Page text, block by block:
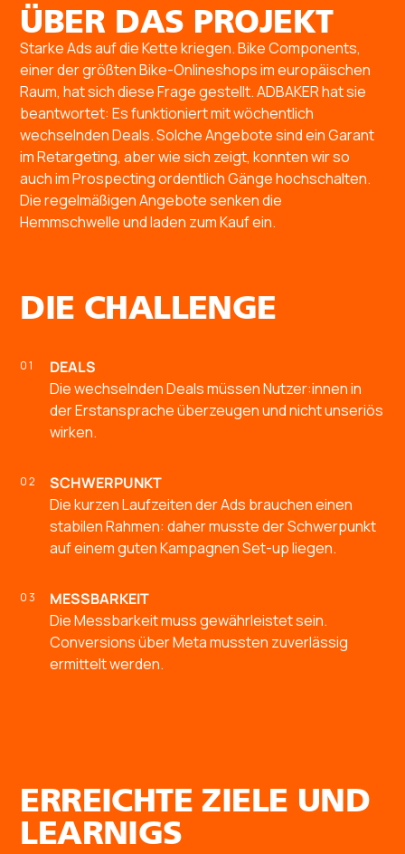
ÜBER DAS PROJEKT
Starke Ads auf die Kette kriegen. Bike Components,
einer der größten Bike-Onlineshops im europäischen
Raum, hat sich diese Frage gestellt. ADBAKER hat sie
beantwortet: Es funktioniert mit wöchentlich
wechselnden Deals. Solche Angebote sind ein Garant
im Retargeting, aber wie sich zeigt, konnten wir so
auch im Prospecting ordentlich Gänge hochschalten.
Die regelmäßigen Angebote senken die
Hemmschwelle und laden zum Kauf ein. ‍
DIE CHALLENGE
DEALS
Die wechselnden Deals müssen Nutzer:innen in
der Erstansprache überzeugen und nicht unseriös
wirken.
SCHWERPUNKT
Die kurzen Laufzeiten der Ads brauchen einen
stabilen Rahmen: daher musste der Schwerpunkt
auf einem guten Kampagnen Set-up liegen.
MESSBARKEIT
Die Messbarkeit muss gewährleistet sein.
Conversions über Meta mussten zuverlässig
ermittelt werden.
ERREICHTE ZIELE UND
LEARNIGS